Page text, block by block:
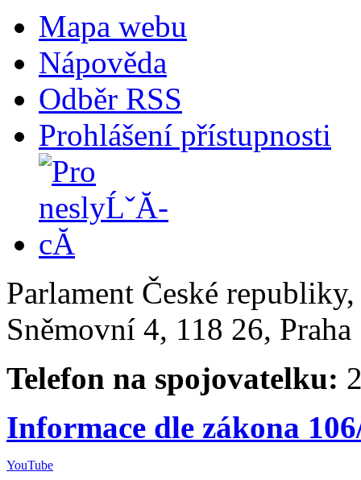
Mapa webu
Nápověda
Odběr RSS
Prohlášení přístupnosti
Parlament České
Sněmovní 4, 118 26,
Telefon na spojovatelku:
Informace dle zákona
YouTube